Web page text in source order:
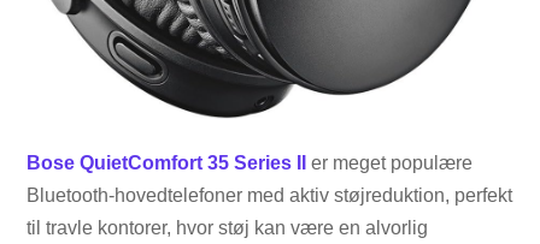
Bose QuietComfort 35 Series II
er meget populære
Bluetooth-hovedtelefoner med aktiv støjreduktion, perfekt
til travle kontorer, hvor støj kan være en alvorlig